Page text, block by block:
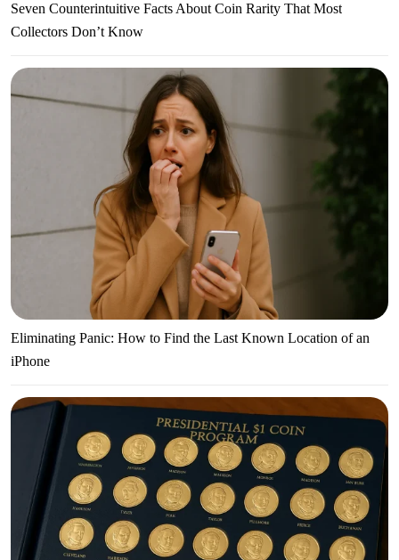
Seven Counterintuitive Facts About Coin Rarity That Most
Collectors Don’t Know
Eliminating Panic: How to Find the Last Known Location of an
iPhone